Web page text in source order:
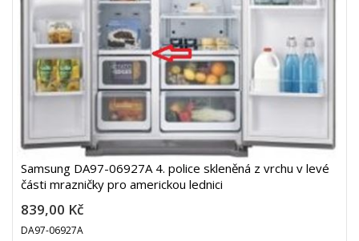
Samsung DA97-06927A 4. police skleněná z vrchu v levé
části mrazničky pro americkou lednici
839,00 Kč
DA97-06927A